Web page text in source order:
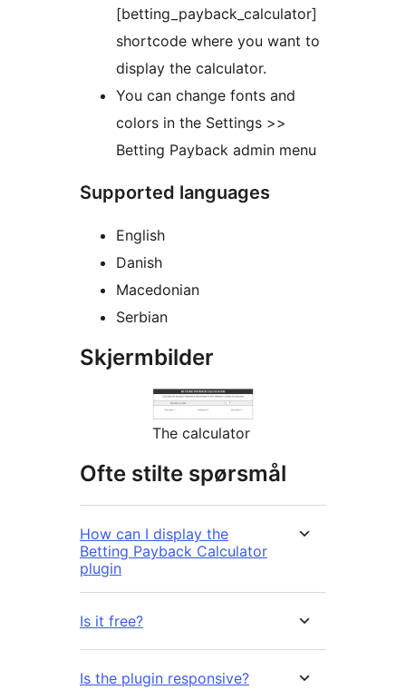
[betting_payback_calculator]
shortcode where you want to
display the calculator.
You can change fonts and
colors in the Settings >>
Betting Payback admin menu
Supported languages
English
Danish
Macedonian
Serbian
Skjermbilder
The calculator
Ofte stilte spørsmål
How can I display the
Betting Payback Calculator
plugin
Is it free?
Is the plugin responsive?